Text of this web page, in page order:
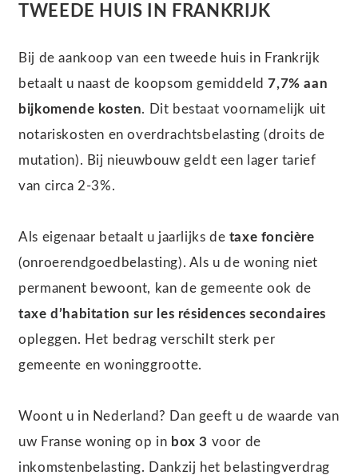
TWEEDE HUIS IN FRANKRIJK
Bij de aankoop van een tweede huis in Frankrijk
betaalt u naast de koopsom gemiddeld7,7% aan
bijkomende kosten. Dit bestaat voornamelijk uit
notariskosten en overdrachtsbelasting (droits de
mutation). Bij nieuwbouw geldt een lager tarief
van circa 2-3%.
Als eigenaar betaalt u jaarlijks de taxe foncière
(onroerendgoedbelasting). Als u de woning niet
permanent bewoont, kan de gemeente ook de
taxe d’habitation sur les résidences secondaires
opleggen. Het bedrag verschilt sterk per
gemeente en woninggrootte.
Woont u in Nederland? Dan geeft u de waarde van
uw Franse woning op in box 3 voor de
inkomstenbelasting. Dankzij het belastingverdrag